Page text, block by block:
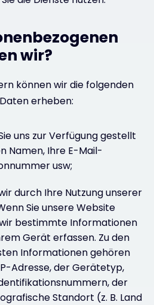
wir?
können wir die folgenden
erheben:
uns zur Verfügung gestellt
Namen, Ihre E-Mail-
usw;
durch Ihre Nutzung unserer
Sie unsere Website
bestimmte Informationen
Gerät erfassen. Zu den
Informationen gehören
Adresse, der Gerätetyp,
der
Standort (z. B. Land